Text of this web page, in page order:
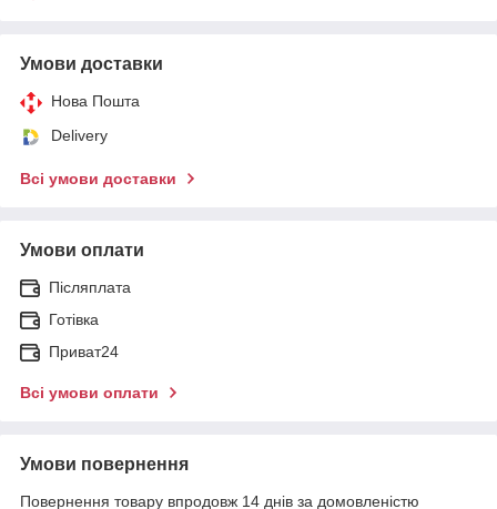
Умови доставки
Нова Пошта
Delivery
Всі умови доставки
Умови оплати
Післяплата
Готівка
Приват24
Всі умови оплати
Умови повернення
Повернення товару впродовж 14 днів за домовленістю